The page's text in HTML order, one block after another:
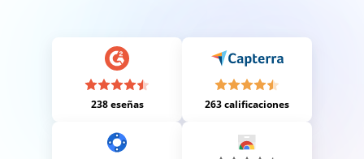
238 eseñas 263 calificaciones